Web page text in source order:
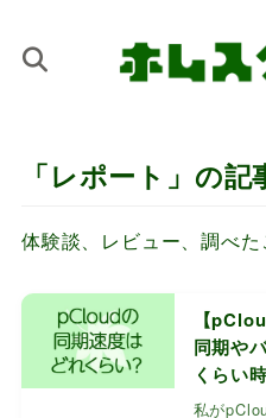
「レポート」の記
体験談、レビュー、調べ
【
同期や
くらい
私が